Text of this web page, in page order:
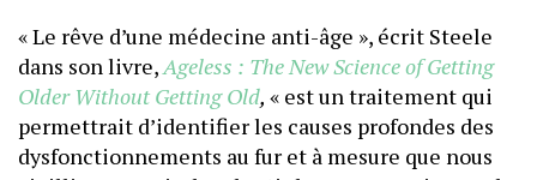
« Le rêve d’une médecine anti-âge », écrit Steele
dans son livre,Ageless : The New Science of Getting
Older Without Getting Old, « est un traitement qui
permettrait d’identifier les causes profondes des
dysfonctionnements au fur et à mesure que nous